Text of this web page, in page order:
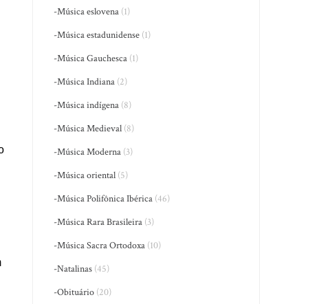
-Música eslovena (1)
-Música estadunidense (1)
-Música Gauchesca (1)
-Música Indiana (2)
-Música indígena (8)
-Música Medieval (8)
-Música Moderna (3)
-Música oriental (5)
-Música Polifônica Ibérica (46)
-Música Rara Brasileira (3)
-Música Sacra Ortodoxa (10)
-Natalinas (45)
-Obituário (20)